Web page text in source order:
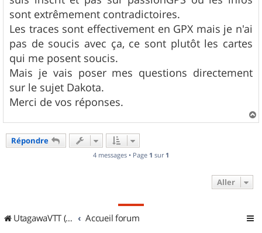
sont extrêmement contradictoires.
Les traces sont effectivement en GPX mais je n'ai
pas de soucis avec ça, ce sont plutôt les cartes
qui me posent soucis.
Mais je vais poser mes questions directement
sur le sujet Dakota.
Merci de vos réponses.
a
Répondre
4 messages • Page 1 sur 1
Aller
UtagawaVTT (Randos VTT et VTTAE avec traces GPS) Accueil forum